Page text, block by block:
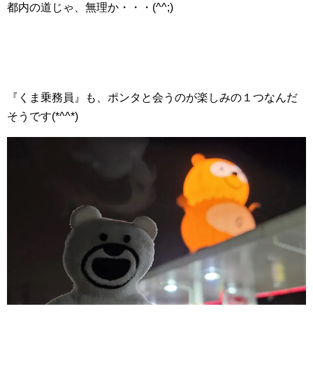
都内の道じゃ、無理か・・・(^^;)
『くま乗務員』も、ポンタと会うのが楽しみの１つなんだ
そうです(*^^*)